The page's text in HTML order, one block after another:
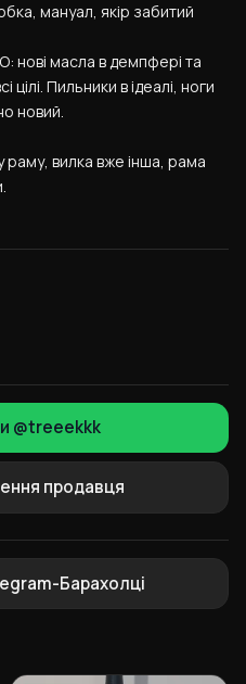
мануал, якір забитий
нові масла в демпфері та
Пильники в ідеалі, ноги
новий.
вилка вже інша, рама
@treeekkk
продавця
Барахолці